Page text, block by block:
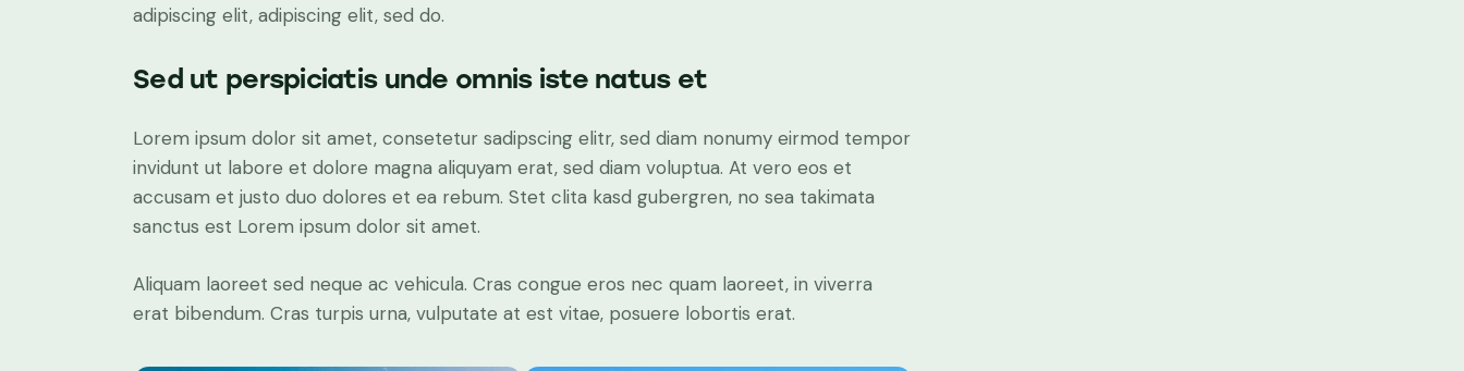
adipiscing elit, adipiscing elit, sed do.
Sed ut perspiciatis unde omnis iste natus et
Lorem ipsum dolor sit amet, consetetur sadipscing elitr, sed diam nonumy eirmod tempor
invidunt ut labore et dolore magna aliquyam erat, sed diam voluptua. At vero eos et
accusam et justo duo dolores et ea rebum. Stet clita kasd gubergren, no sea takimata
sanctus est Lorem ipsum dolor sit amet.
Aliquam laoreet sed neque ac vehicula. Cras congue eros nec quam laoreet, in viverra
erat bibendum. Cras turpis urna, vulputate at est vitae, posuere lobortis erat.